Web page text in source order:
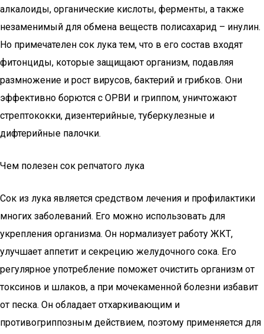
алкалоиды, органические кислоты, ферменты, а также
незаменимый для обмена веществ полисахарид – инулин.
Но примечателен сок лука тем, что в его состав входят
фитонциды, которые защищают организм, подавляя
размножение и рост вирусов, бактерий и грибков. Они
эффективно борются с ОРВИ и гриппом, уничтожают
стрептококки, дизентерийные, туберкулезные и
дифтерийные палочки.
Чем полезен сок репчатого лука
Сок из лука является средством лечения и профилактики
многих заболеваний. Его можно использовать для
укрепления организма. Он нормализует работу ЖКТ,
улучшает аппетит и секрецию желудочного сока. Его
регулярное употребление поможет очистить организм от
токсинов и шлаков, а при мочекаменной болезни избавит
от песка. Он обладает отхаркивающим и
противогриппозным действием, поэтому применяется для